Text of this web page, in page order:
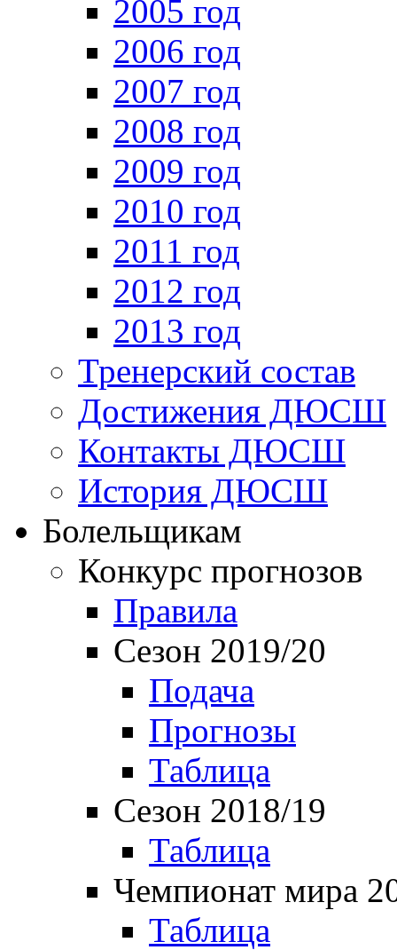
2005 год
2006 год
2007 год
2008 год
2009 год
2010 год
2011 год
2012 год
2013 год
Тренерский состав
Достижения ДЮСШ
Контакты ДЮСШ
История ДЮСШ
Болельщикам
Конкурс прогнозов
Правила
Сезон 2019/20
Подача
Прогнозы
Таблица
Сезон 2018/19
Таблица
Чемпионат мира
Таблица